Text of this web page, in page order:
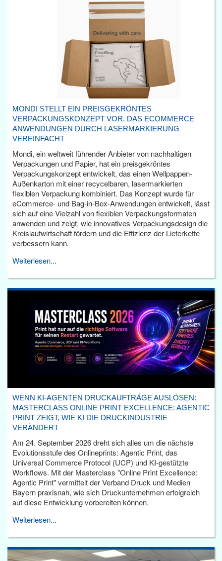
MONDI STELLT EIN PREISGEKRÖNTES
VERPACKUNGSKONZEPT VOR, DAS ECOMMERCE
ANWENDUNGEN DURCH LASERMARKIERUNG
VEREINFACHT
Mondi, ein weltweit führender Anbieter von nachhaltigen
Verpackungen und Papier, hat ein preisgekröntes
Verpackungskonzept entwickelt, das einen Wellpappen-
Außenkarton mit einer recycelbaren, lasermarkierten
flexiblen Verpackung kombiniert. Das Konzept wurde für
eCommerce- und Bag-in-Box-Anwendungen entwickelt, lässt
sich auf eine Vielzahl von flexiblen Verpackungsformaten
anwenden und zeigt, wie innovatives Verpackungsdesign die
Kreislaufwirtschaft fördern und die Effizienz der Lieferkette
verbessern kann.
Weiterlesen...
WENN KI-AGENTEN DRUCKAUFTRÄGE AUSLÖSEN:
MASTERCLASS ONLINE PRINT EXCELLENCE: AGENTIC
PRINT ZEIGT, WIE KI DIE DRUCKINDUSTRIE
VERÄNDERT
Am 24. September 2026 dreht sich alles um die nächste
Evolutionsstufe des Onlineprints: Agentic Print, das
Universal Commerce Protocol (UCP) und KI-gestützte
Workflows. Mit der Masterclass "Online Print Excellence:
Agentic Print" vermittelt der Verband Druck und Medien
Bayern praxisnah, wie sich Druckunternehmen erfolgreich
auf diese Entwicklung vorbereiten können.
Weiterlesen...